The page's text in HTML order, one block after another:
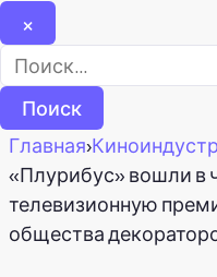
×
Найти:
Главная›
«Плурибус» вошли в
телевизионную
общества